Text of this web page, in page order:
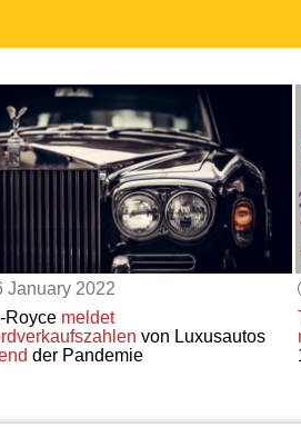
January 2022
Royce meldet
von Luxusautos
der Pandemie